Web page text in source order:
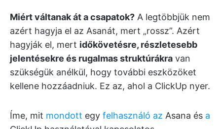
Miért váltanak át a csapatok? A legtöbbjük nem
azért hagyja el az Asanát, mert „rossz”. Azért
hagyják el, mert időkövetésre, részletesebb
jelentésekre és rugalmas struktúrákra van
szükségük anélkül, hogy további eszközöket
kellene hozzáadniuk. Ez az, ahol a ClickUp nyer.
Íme, mit mondott egy felhasználó az Asana és a